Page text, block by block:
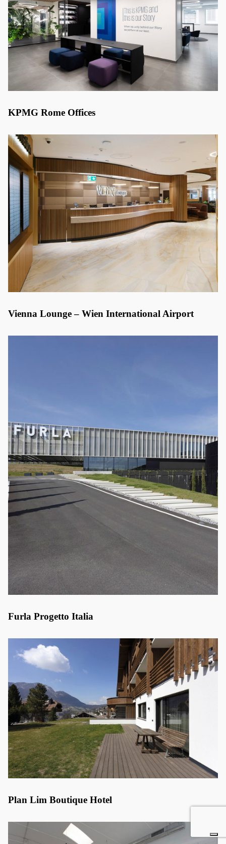
KPMG Rome Offices
Vienna Lounge – Wien International Airport
Furla Progetto Italia
Plan Lim Boutique Hotel